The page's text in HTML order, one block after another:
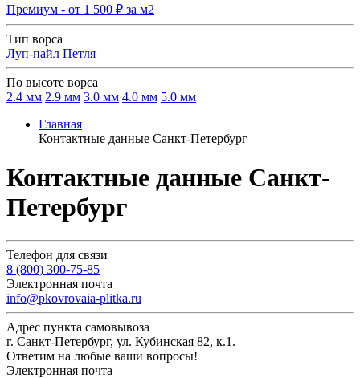
Премиум - от 1 500 ₽ за м2
Тип ворса
Луп-пайл Петля
По высоте ворса
2.4 мм 2.9 мм 3.0 мм 4.0 мм 5.0 мм
Главная
Контактные данные Санкт-Петербург
Контактные данные Санкт-
Петербург
Телефон для связи
8 (800) 300-75-85
Электронная почта
info@pkovrovaia-plitka.ru
Адрес пункта самовывоза
г. Санкт-Петербург, ул. Кубинская 82, к.1.
Ответим на любые ваши вопросы!
Электронная почта